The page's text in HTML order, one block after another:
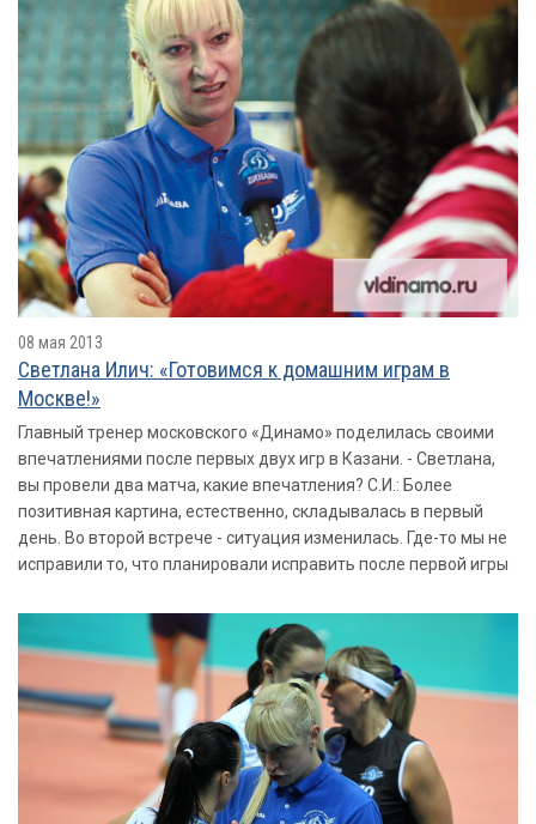
08 мая 2013
Светлана Илич: «Готовимся к домашним играм в
Москве!»
Главный тренер московского «Динамо» поделилась своими
впечатлениями после первых двух игр в Казани. - Светлана,
вы провели два матча, какие впечатления? С.И.: Более
позитивная картина, естественно, складывалась в первый
день. Во второй встрече - ситуация изменилась. Где-то мы не
исправили то, что планировали исправить после первой игры